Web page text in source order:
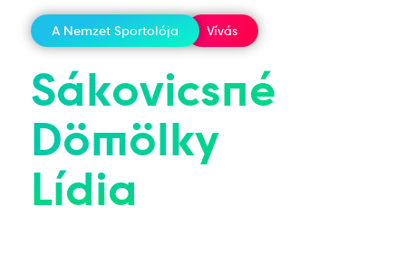
A Nemzet Sportolója Vívás
Sákovicsné
Dömölky
Lídia